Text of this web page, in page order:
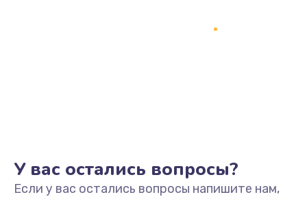
У вас остались вопросы?
Если у вас остались вопросы напишите нам,